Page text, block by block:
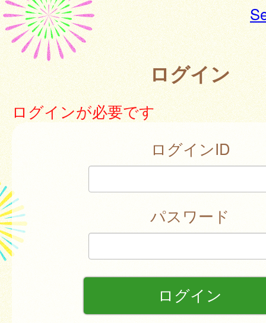
ログイン
ログインが必要です
ログインID
パスワード